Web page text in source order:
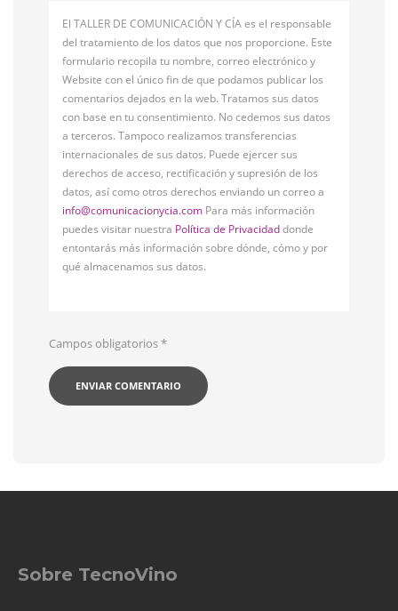
El TALLER DE COMUNICACIÓN Y CÍA es el responsable
del tratamiento de los datos que nos proporcione. Este
formulario recopila tu nombre, correo electrónico y
Website con el único fin de que podamos publicar los
comentarios dejados en la web. Tratamos sus datos
con base en tu consentimiento. No cedemos sus datos
a terceros. Tampoco realizamos transferencias
internacionales de sus datos. Puede ejercer sus
derechos de acceso, rectificación y supresión de los
datos, así como otros derechos enviando un correo a
info@comunicacionycia.com Para más información
puedes visitar nuestra Política de Privacidaddonde
entontarás más información sobre dónde, cómo y por
qué almacenamos sus datos.
Campos obligatorios*
Sobre TecnoVino